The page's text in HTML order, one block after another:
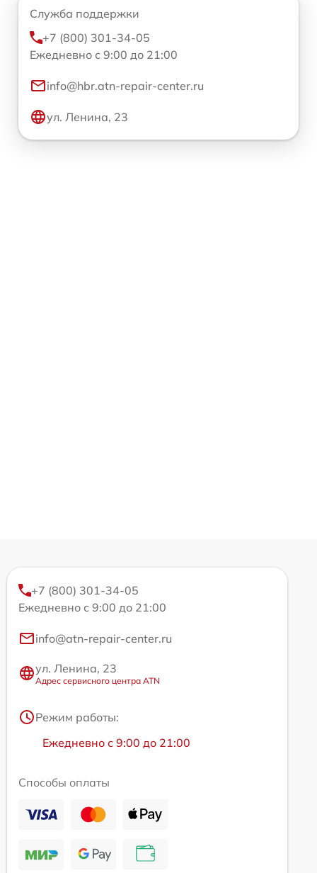
Служба поддержки
+7 (800) 301-34-05
Ежедневно с 9:00 до 21:00
info@hbr.atn-repair-center.ru
ул. Ленина, 23
+7 (800) 301-34-05
Ежедневно с 9:00 до 21:00
info@atn-repair-center.ru
ул. Ленина, 23
Адрес сервисного центра ATN
Режим работы:
Ежедневно с 9:00 до 21:00
Способы оплаты